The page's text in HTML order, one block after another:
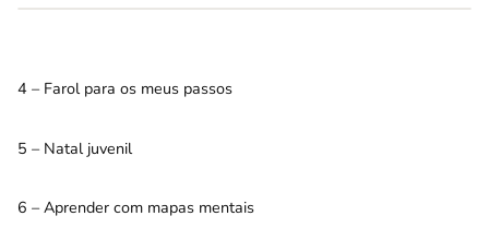
4 – Farol para os meus passos
5 – Natal juvenil
6 – Aprender com mapas mentais